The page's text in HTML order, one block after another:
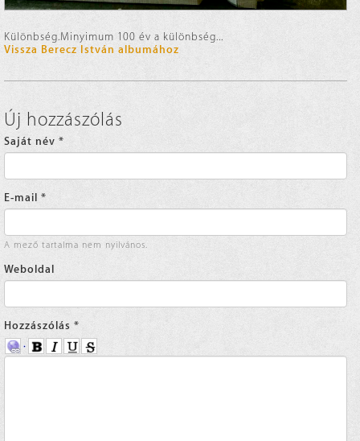
Különbség.Minyimum 100 év a különbség...
Vissza Berecz István albumához
Új hozzászólás
Saját név *
E-mail *
A mező tartalma nem nyilvános.
Weboldal
Hozzászólás *